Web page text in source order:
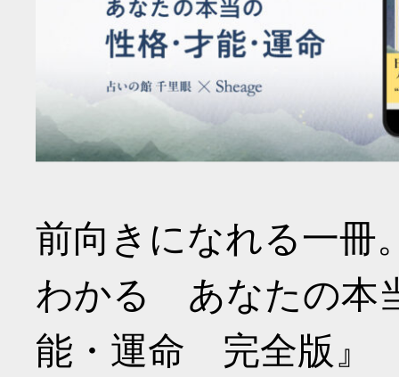
前向きになれる一冊
わかる あなたの本
能・運命 完全版』